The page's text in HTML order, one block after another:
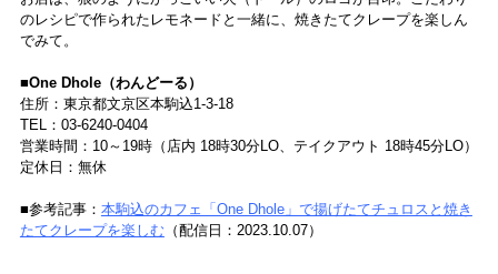
のレシピで作られたレモネードと一緒に、焼きたてクレープを楽しん
でみて。
■One Dhole（わんどーる）
住所：東京都文京区本駒込1-3-18
TEL：03-6240-0404
営業時間：10～19時（店内 18時30分LO、テイクアウト 18時45分LO）
定休日：無休
■参考記事： 本駒込のカフェ「One Dhole」で揚げたてチュロスと焼き
たてクレープを楽しむ （配信日：2023.10.07）